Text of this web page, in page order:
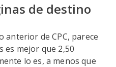
de destino
de CPC, parece
es mejor que 2,50
lo es, a menos que